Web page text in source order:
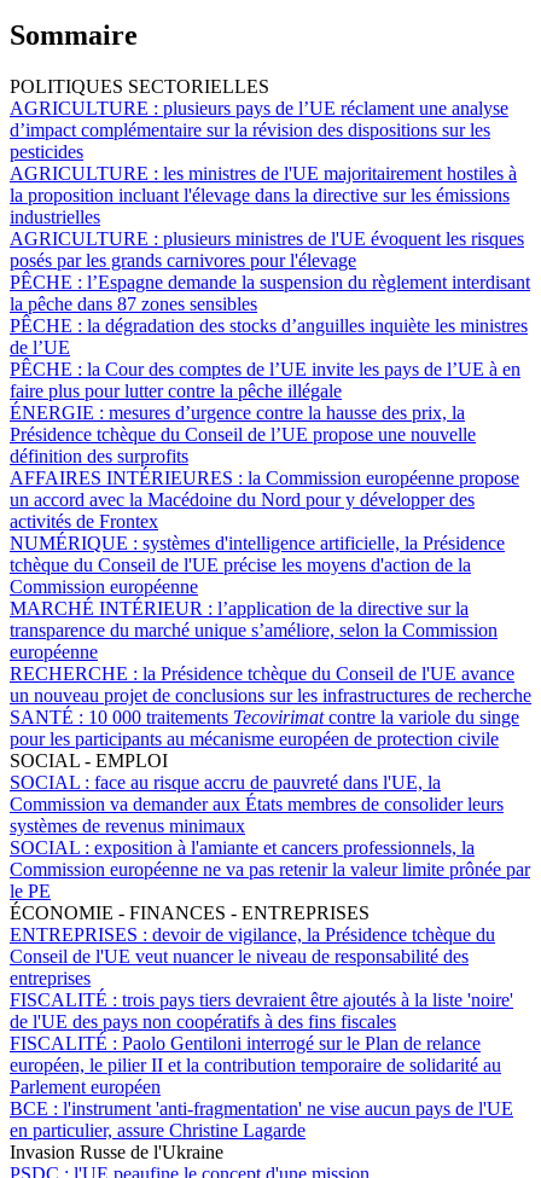
Sommaire
POLITIQUES SECTORIELLES
AGRICULTURE : plusieurs pays de l’UE réclament une analyse
d’impact complémentaire sur la révision des dispositions sur les
pesticides
AGRICULTURE : les ministres de l'UE majoritairement hostiles à
la proposition incluant l'élevage dans la directive sur les émissions
industrielles
AGRICULTURE : plusieurs ministres de l'UE évoquent les risques
posés par les grands carnivores pour l'élevage
PÊCHE : l’Espagne demande la suspension du règlement interdisant
la pêche dans 87 zones sensibles
PÊCHE : la dégradation des stocks d’anguilles inquiète les ministres
de l’UE
PÊCHE : la Cour des comptes de l’UE invite les pays de l’UE à en
faire plus pour lutter contre la pêche illégale
ÉNERGIE : mesures d’urgence contre la hausse des prix, la
Présidence tchèque du Conseil de l’UE propose une nouvelle
définition des surprofits
AFFAIRES INTÉRIEURES : la Commission européenne propose
un accord avec la Macédoine du Nord pour y développer des
activités de Frontex
NUMÉRIQUE : systèmes d'intelligence artificielle, la Présidence
tchèque du Conseil de l'UE précise les moyens d'action de la
Commission européenne
MARCHÉ INTÉRIEUR : l’application de la directive sur la
transparence du marché unique s’améliore, selon la Commission
européenne
RECHERCHE : la Présidence tchèque du Conseil de l'UE avance
un nouveau projet de conclusions sur les infrastructures de recherche
SANTÉ : 10 000 traitements Tecovirimatcontre la variole du singe
pour les participants au mécanisme européen de protection civile
SOCIAL - EMPLOI
SOCIAL : face au risque accru de pauvreté dans l'UE, la
Commission va demander aux États membres de consolider leurs
systèmes de revenus minimaux
SOCIAL : exposition à l'amiante et cancers professionnels, la
Commission européenne ne va pas retenir la valeur limite prônée par
le PE
ÉCONOMIE - FINANCES - ENTREPRISES
ENTREPRISES : devoir de vigilance, la Présidence tchèque du
Conseil de l'UE veut nuancer le niveau de responsabilité des
entreprises
FISCALITÉ : trois pays tiers devraient être ajoutés à la liste 'noire'
de l'UE des pays non coopératifs à des fins fiscales
FISCALITÉ : Paolo Gentiloni interrogé sur le Plan de relance
européen, le pilier II et la contribution temporaire de solidarité au
Parlement européen
BCE : l'instrument 'anti-fragmentation' ne vise aucun pays de l'UE
en particulier, assure Christine Lagarde
Invasion Russe de l'Ukraine
PSDC : l'UE peaufine le concept d'une mission